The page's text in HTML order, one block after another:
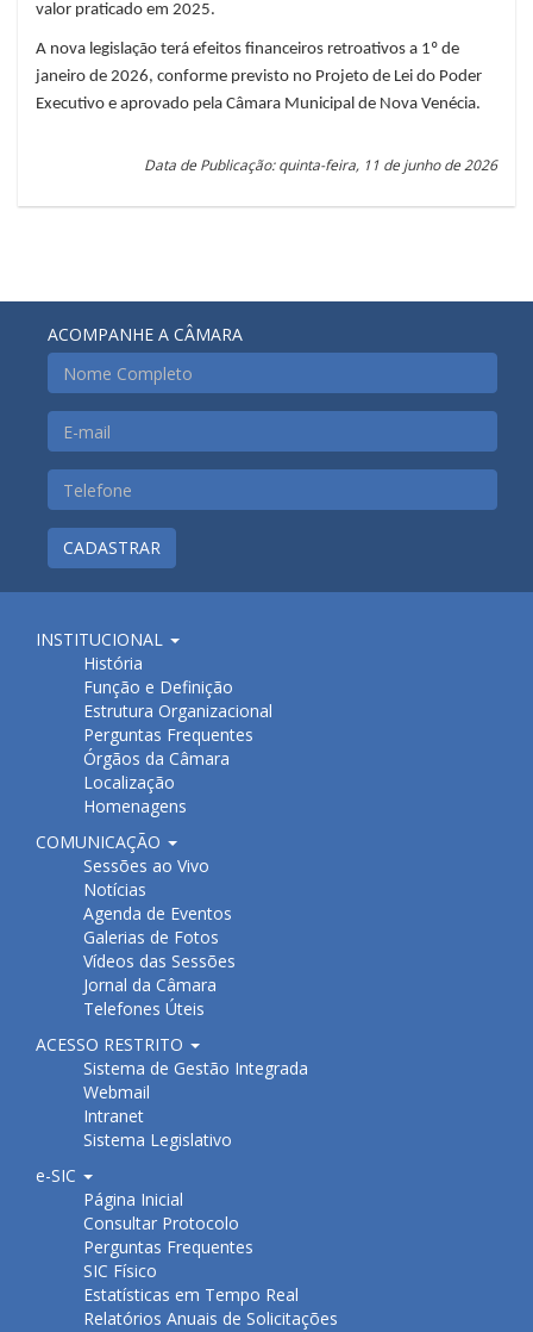
valor praticado em 2025.
A nova legislação terá efeitos financeiros retroativos a 1º de
janeiro de 2026, conforme previsto no Projeto de Lei do Poder
Executivo e aprovado pela Câmara Municipal de Nova Venécia.
Data de Publicação: quinta-feira, 11 de junho de 2026
ACOMPANHE A CÂMARA
CADASTRAR
INSTITUCIONAL
História
Função e Definição
Estrutura Organizacional
Perguntas Frequentes
Órgãos da Câmara
Localização
Homenagens
COMUNICAÇÃO
Sessões ao Vivo
Notícias
Agenda de Eventos
Galerias de Fotos
Vídeos das Sessões
Jornal da Câmara
Telefones Úteis
ACESSO RESTRITO
Sistema de Gestão Integrada
Webmail
Intranet
Sistema Legislativo
e-SIC
Página Inicial
Consultar Protocolo
Perguntas Frequentes
SIC Físico
Estatísticas em Tempo Real
Relatórios Anuais de Solicitações